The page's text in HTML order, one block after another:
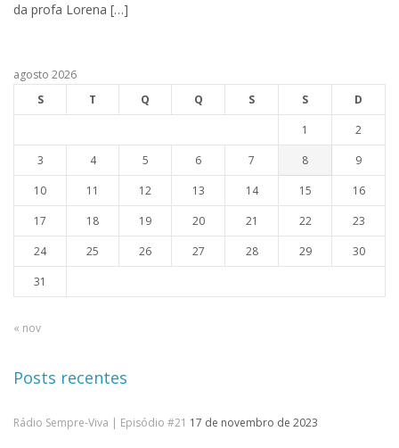
da profa Lorena […]
agosto 2026
S
T Q Q S S
D
1
2
3
4 5 6 7 8
9
10
11 12 13 14 15
16
17
18 19 20 21 22
23
24
25 26 27 28 29
30
31
« nov
Posts recentes
Rádio Sempre-Viva | Episódio #21 17 de novembro de 2023